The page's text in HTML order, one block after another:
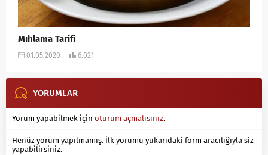
Mıhlama Tarifi
01.05.2020 6.021
YORUMLAR
Yorum yapabilmek için oturum açmalısınız.
Henüz yorum yapılmamış. İlk yorumu yukarıdaki form aracılığıyla siz
yapabilirsiniz.